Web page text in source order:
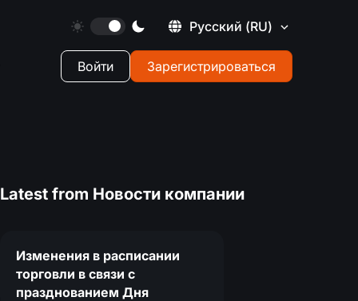
Русский (RU)
Войти Зарегистрироваться
Latest from Новости компании
Изменения в расписании
торговли в связи с
празднованием Дня